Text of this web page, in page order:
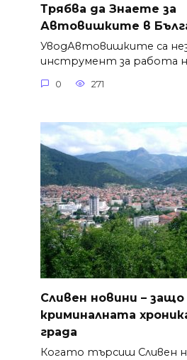
Трябва да Знаете за
Автовишките в
УводАвтовишките са
инструмент за работа
0 271
Сливен новини – защо
криминалната
града
Когато търсиш Сливен